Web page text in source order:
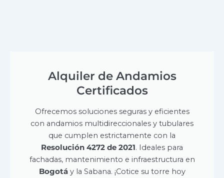
Alquiler de Andamios
Certificados
Ofrecemos soluciones seguras y eficientes
con andamios multidireccionales y tubulares
que cumplen estrictamente con la
Resolución 4272 de 2021. Ideales para
fachadas, mantenimiento e infraestructura en
Bogotáy la Sabana. ¡Cotice su torre hoy